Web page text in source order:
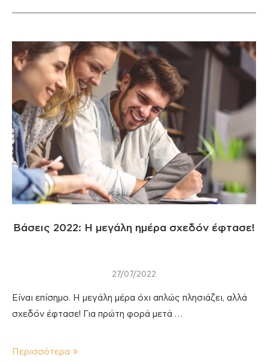
Βάσεις 2022: Η μεγάλη ημέρα σχεδόν έφτασε!
27/07/2022
Είναι επίσημο. Η μεγάλη μέρα όχι απλώς πλησιάζει, αλλά
σχεδόν έφτασε! Για πρώτη φορά μετά …
Περισσότερα